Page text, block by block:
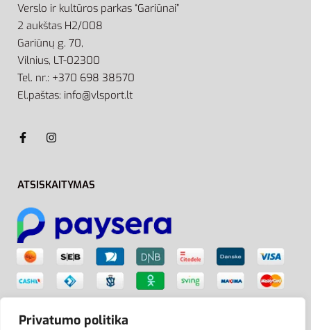
Privatumo politika
Verslo ir kultūros parkas “Gariūnai”
2 aukštas H2/008
Gariūnų g. 70,
Vilnius, LT-02300
Tel. nr.: +370 698 38570
El.paštas: info@vlsport.lt
ATSISKAITYMAS